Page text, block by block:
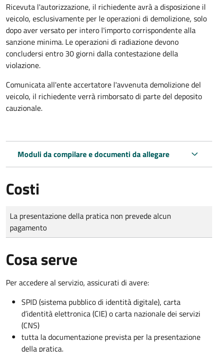
Ricevuta l'autorizzazione, il richiedente avrà a disposizione il
veicolo, esclusivamente per le operazioni di demolizione, solo
dopo aver versato per intero l'importo corrispondente alla
sanzione minima. Le operazioni di radiazione devono
concludersi entro 30 giorni dalla contestazione della
violazione.
Comunicata all'ente accertatore l'avvenuta demolizione del
veicolo, il richiedente verrà rimborsato di parte del deposito
cauzionale.
Moduli da compilare e documenti da allegare
Costi
Tipo di pagamento
Importo
La presentazione della pratica non prevede alcun
pagamento
Cosa serve
Per accedere al servizio, assicurati di avere:
SPID (sistema pubblico di identità digitale), carta
d’identità elettronica (CIE) o carta nazionale dei servizi
(CNS)
tutta la documentazione prevista per la presentazione
della pratica.